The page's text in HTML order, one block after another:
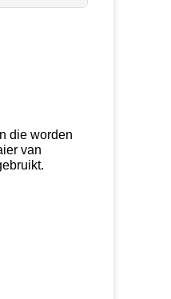
die worden
van